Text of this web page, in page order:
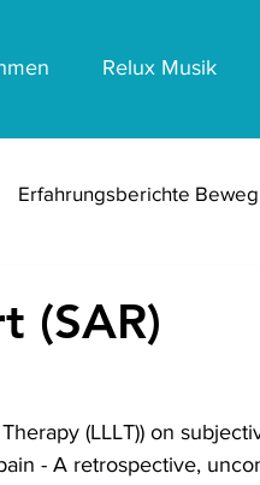
Relux Musik
Erfahrungsberichte
(SAR)
- A retrospective,